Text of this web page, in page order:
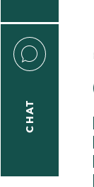
CHAT